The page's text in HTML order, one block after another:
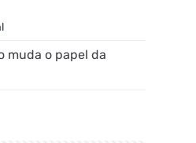
muda o papel da